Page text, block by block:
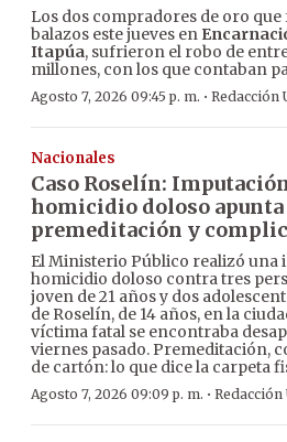
Los dos compradores de oro
balazos este jueves en
Itapúa, sufrieron el robo de
millones, con los que contaban
Agosto 7, 2026 09:45 p. m. · Redacción
Nacionales
Caso Roselín:
homicidio doloso apunta
premeditación y
El Ministerio Público realizó una
homicidio doloso contra tres
joven de 21 años y dos
de Roselín, de 14 años, en la
víctima fatal se encontraba
viernes pasado. Premeditación,
de cartón: lo que dice la carpeta
Agosto 7, 2026 09:09 p. m. · Redacción